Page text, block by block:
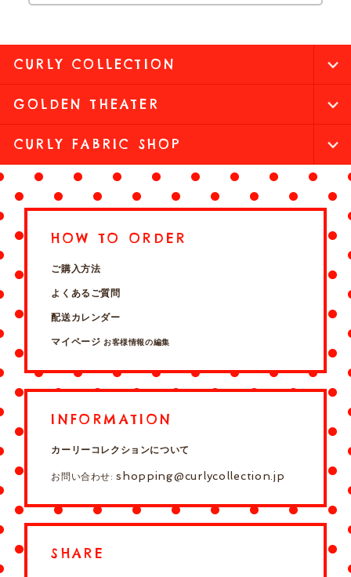
CURLY COLLECTION
GOLDEN THEATER
CURLY FABRIC SHOP
HOW TO ORDER
ご購入方法
よくあるご質問
配送カレンダー
マイページ お客様情報の編集
INFORMATION
カーリーコレクションについて
お問い合わせ:shopping@curlycollection.jp
SHARE